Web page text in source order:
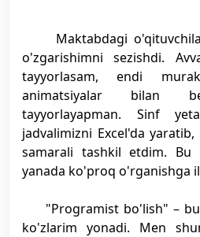
Maktabdagi
o'zgarishimni sezishdi.
tayyorlasam, endi
animatsiyalar bilan
tayyorlayapman. Sinf
jadvalimizni Excel'da
samarali tashkil etdim. Bu
yanada ko'proq o'rganishga
"Programist bo'lish" – bu
ko'zlarim yonadi. Men